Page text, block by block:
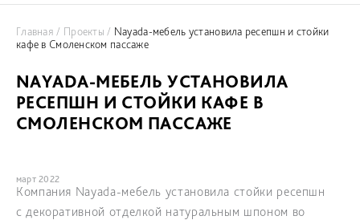
Главная Проекты
Nayada-мебель установила ресепшн и стойки
кафе в Смоленском пассаже
NAYADA-МЕБЕЛЬ УСТАНОВИЛА
РЕСЕПШН И СТОЙКИ КАФЕ В
СМОЛЕНСКОМ ПАССАЖЕ
март 2022
Компания Nayada-мебель установила стойки ресепшн
с декоративной отделкой натуральным шпоном во